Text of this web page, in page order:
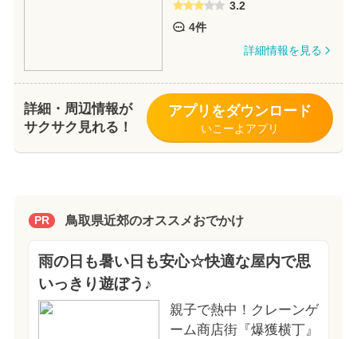
3.2
4件
詳細情報を見る
詳細・周辺情報が
サクサク見れる！
アプリをダウンロード
いこーよアプリ
PR 鳥取県近郊のオススメおでかけ
雨の日も暑い日も安心☆快適な屋内で思
いっきり遊ぼう♪
親子で熱中！クレーンゲ
ーム商店街『爆獲横丁』